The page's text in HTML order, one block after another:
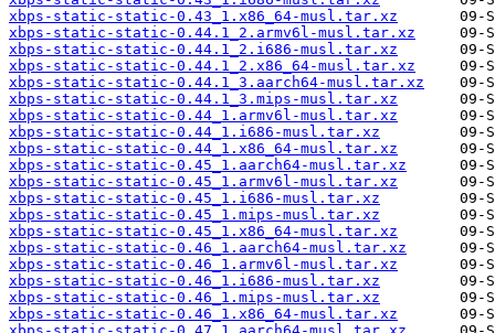
xbps-static-static-0.43_1.x86_64-musl.tar.xz
xbps-static-static-0.44.1_2.armv6l-musl.tar.xz
xbps-static-static-0.44.1_2.i686-musl.tar.xz
xbps-static-static-0.44.1_2.x86_64-musl.tar.xz
xbps-static-static-0.44.1_3.aarch64-musl.tar.xz
xbps-static-static-0.44.1_3.mips-musl.tar.xz
xbps-static-static-0.44_1.armv6l-musl.tar.xz
xbps-static-static-0.44_1.i686-musl.tar.xz
xbps-static-static-0.44_1.x86_64-musl.tar.xz
xbps-static-static-0.45_1.aarch64-musl.tar.xz
xbps-static-static-0.45_1.armv6l-musl.tar.xz
xbps-static-static-0.45_1.i686-musl.tar.xz
xbps-static-static-0.45_1.mips-musl.tar.xz
xbps-static-static-0.45_1.x86_64-musl.tar.xz
xbps-static-static-0.46_1.aarch64-musl.tar.xz
xbps-static-static-0.46_1.armv6l-musl.tar.xz
xbps-static-static-0.46_1.i686-musl.tar.xz
xbps-static-static-0.46_1.mips-musl.tar.xz
xbps-static-static-0.46_1.x86_64-musl.tar.xz